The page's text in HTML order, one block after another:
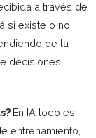
a través de
si existe o no
de la
decisiones
En IA todo es
entrenamiento,